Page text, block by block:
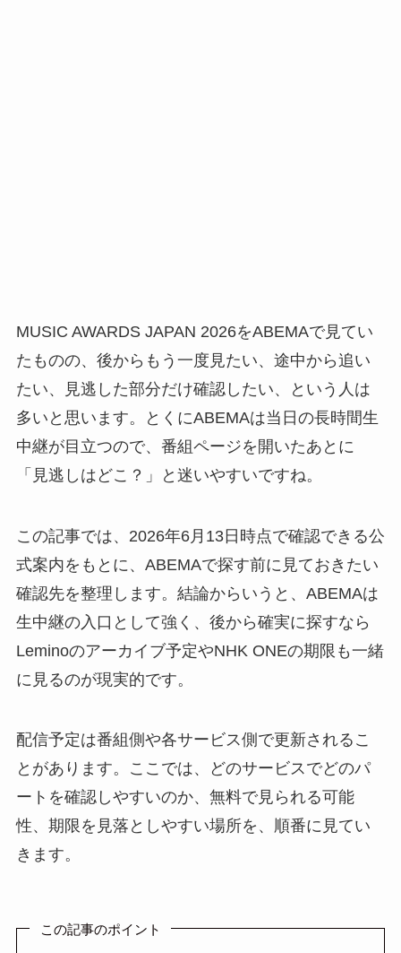
MUSIC AWARDS JAPAN 2026をABEMAで見てい
たものの、後からもう一度見たい、途中から追い
たい、見逃した部分だけ確認したい、という人は
多いと思います。とくにABEMAは当日の長時間生
中継が目立つので、番組ページを開いたあとに
「見逃しはどこ？」と迷いやすいですね。
この記事では、2026年6月13日時点で確認できる公
式案内をもとに、ABEMAで探す前に見ておきたい
確認先を整理します。結論からいうと、ABEMAは
生中継の入口として強く、後から確実に探すなら
Leminoのアーカイブ予定やNHK ONEの期限も一緒
に見るのが現実的です。
配信予定は番組側や各サービス側で更新されるこ
とがあります。ここでは、どのサービスでどのパ
ートを確認しやすいのか、無料で見られる可能
性、期限を見落としやすい場所を、順番に見てい
きます。
この記事のポイント